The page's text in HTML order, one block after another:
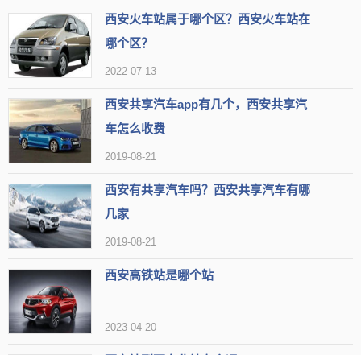
西安火车站属于哪个区？西安火车站在
哪个区？
2022-07-13
西安共享汽车app有几个，西安共享汽
车怎么收费
2019-08-21
西安有共享汽车吗？西安共享汽车有哪
几家
2019-08-21
西安高铁站是哪个站
2023-04-20